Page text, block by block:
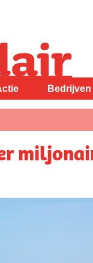
Bedrijven